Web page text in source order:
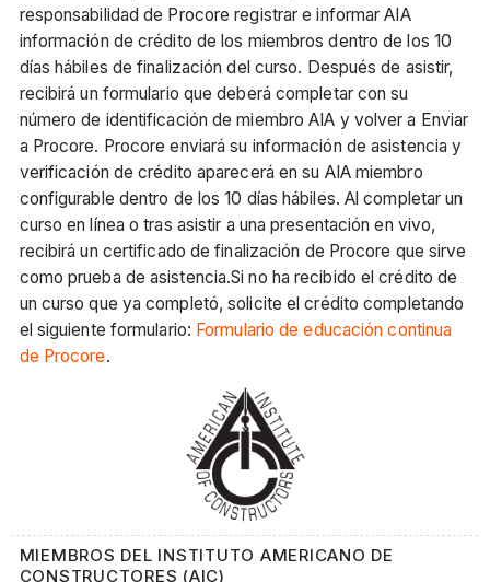
responsabilidad de Procore registrar e informar AIA
información de crédito de los miembros dentro de los 10
días hábiles de finalización del curso. Después de asistir,
recibirá un formulario que deberá completar con su
número de identificación de miembro AIA y volver a Enviar
a Procore. Procore enviará su información de asistencia y
verificación de crédito aparecerá en su AIA miembro
configurable dentro de los 10 días hábiles. Al completar un
curso en línea o tras asistir a una presentación en vivo,
recibirá un certificado de finalización de Procore que sirve
como prueba de asistencia.Si no ha recibido el crédito de
un curso que ya completó, solicite el crédito completando
el siguiente formulario: Formulario de educación continua
de Procore.
MIEMBROS DEL INSTITUTO AMERICANO DE
CONSTRUCTORES (AIC)